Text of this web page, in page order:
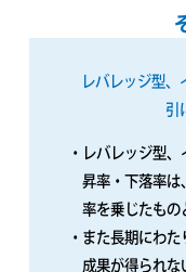
レバレッジ型
引
・レバレッジ型
昇率・下落率は
率を乗じたもの
・また長期にわ
成果が得られな